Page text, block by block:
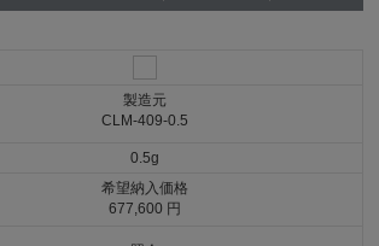
製造元
CLM-409-0.5
0.5g
希望納入価格
677,600 円